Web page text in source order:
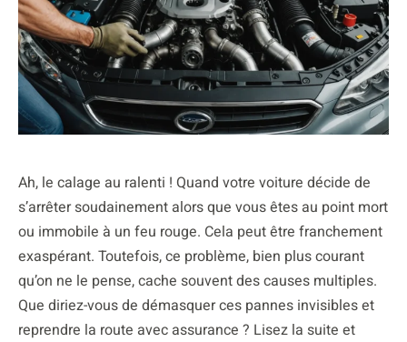
Ah, le calage au ralenti ! Quand votre voiture décide de
s’arrêter soudainement alors que vous êtes au point mort
ou immobile à un feu rouge. Cela peut être franchement
exaspérant. Toutefois, ce problème, bien plus courant
qu’on ne le pense, cache souvent des causes multiples.
Que diriez-vous de démasquer ces pannes invisibles et
reprendre la route avec assurance ? Lisez la suite et